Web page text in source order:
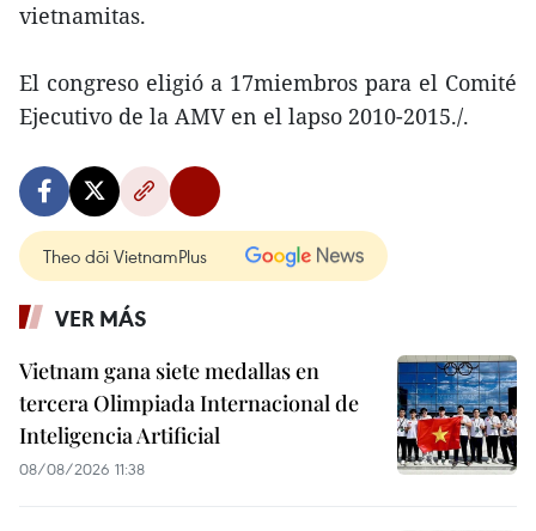
vietnamitas.
El congreso eligió a 17miembros para el Comité
Ejecutivo de la AMV en el lapso 2010-2015./.
Theo dõi VietnamPlus
VER MÁS
Vietnam gana siete medallas en
tercera Olimpiada Internacional de
Inteligencia Artificial
08/08/2026 11:38